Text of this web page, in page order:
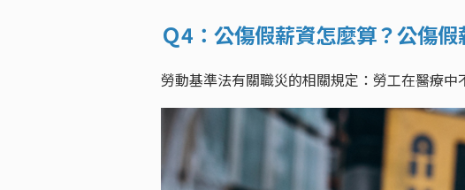
Ｑ4：公傷假薪資怎麼算？公傷
勞動基準法有關職災的相關規定：勞工在醫療